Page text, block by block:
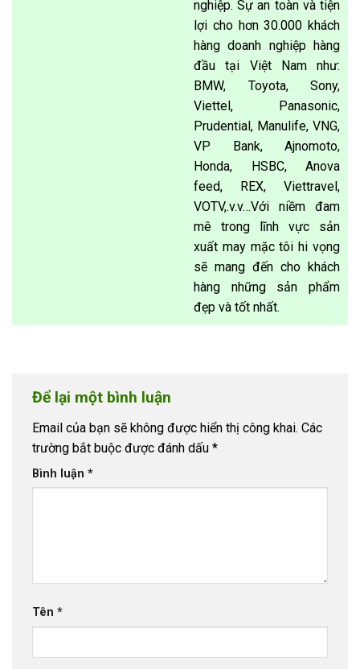
nghiệp. Sự an toàn và tiện
lợi cho hơn 30.000 khách
hàng doanh nghiệp hàng
đầu tại Việt Nam như:
BMW, Toyota, Sony,
Viettel, Panasonic,
Prudential, Manulife, VNG,
VP Bank, Ajnomoto,
Honda, HSBC, Anova
feed, REX, Viettravel,
VOTV,.v.v…Với niềm đam
mê trong lĩnh vực sản
xuất may mặc tôi hi vọng
sẽ mang đến cho khách
hàng những sản phẩm
đẹp và tốt nhất.
Để lại một bình luận
Email của bạn sẽ không được hiển thị công khai. Các
trường bắt buộc được đánh dấu *
Bình luận *
Tên *